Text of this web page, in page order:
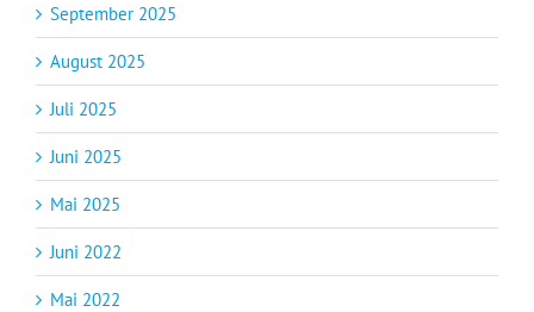
September 2025
August 2025
Juli 2025
Juni 2025
Mai 2025
Juni 2022
Mai 2022